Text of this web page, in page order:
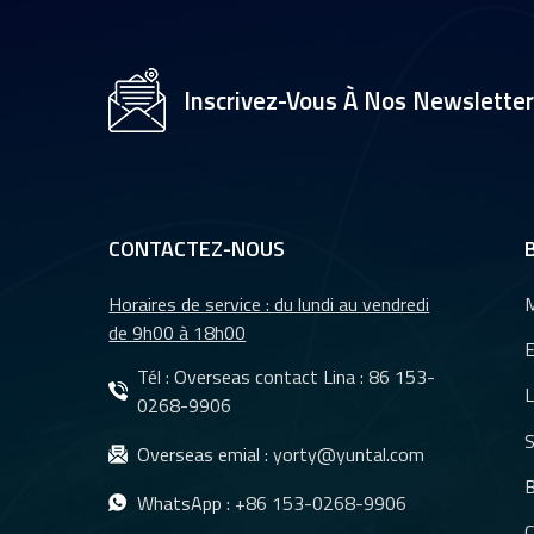
infrarouges, pour
rétroviseur de
pour véhicules) de
Inscrivez-Vous À Nos
CONTACTEZ-NOUS
Horaires de service : du lundi au vendredi
de 9h00 à 18h00
Tél : Overseas contact Lina :86 153-
0268-9906
Overseas emial :yorty@yuntal.com
WhatsApp : +86 153-0268-9906